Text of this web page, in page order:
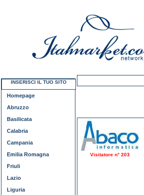
Visitatore n° 203
INSERISCI IL TUO SITO
Homepage
Abruzzo
Basilicata
Calabria
Campania
Emilia Romagna
Friuli
Lazio
Liguria